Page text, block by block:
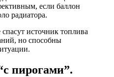
если баллон
радиатора.
источник топлива
но способны
пирогами”.